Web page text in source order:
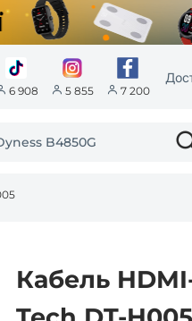
6 908 5 855 7 200
Кабель